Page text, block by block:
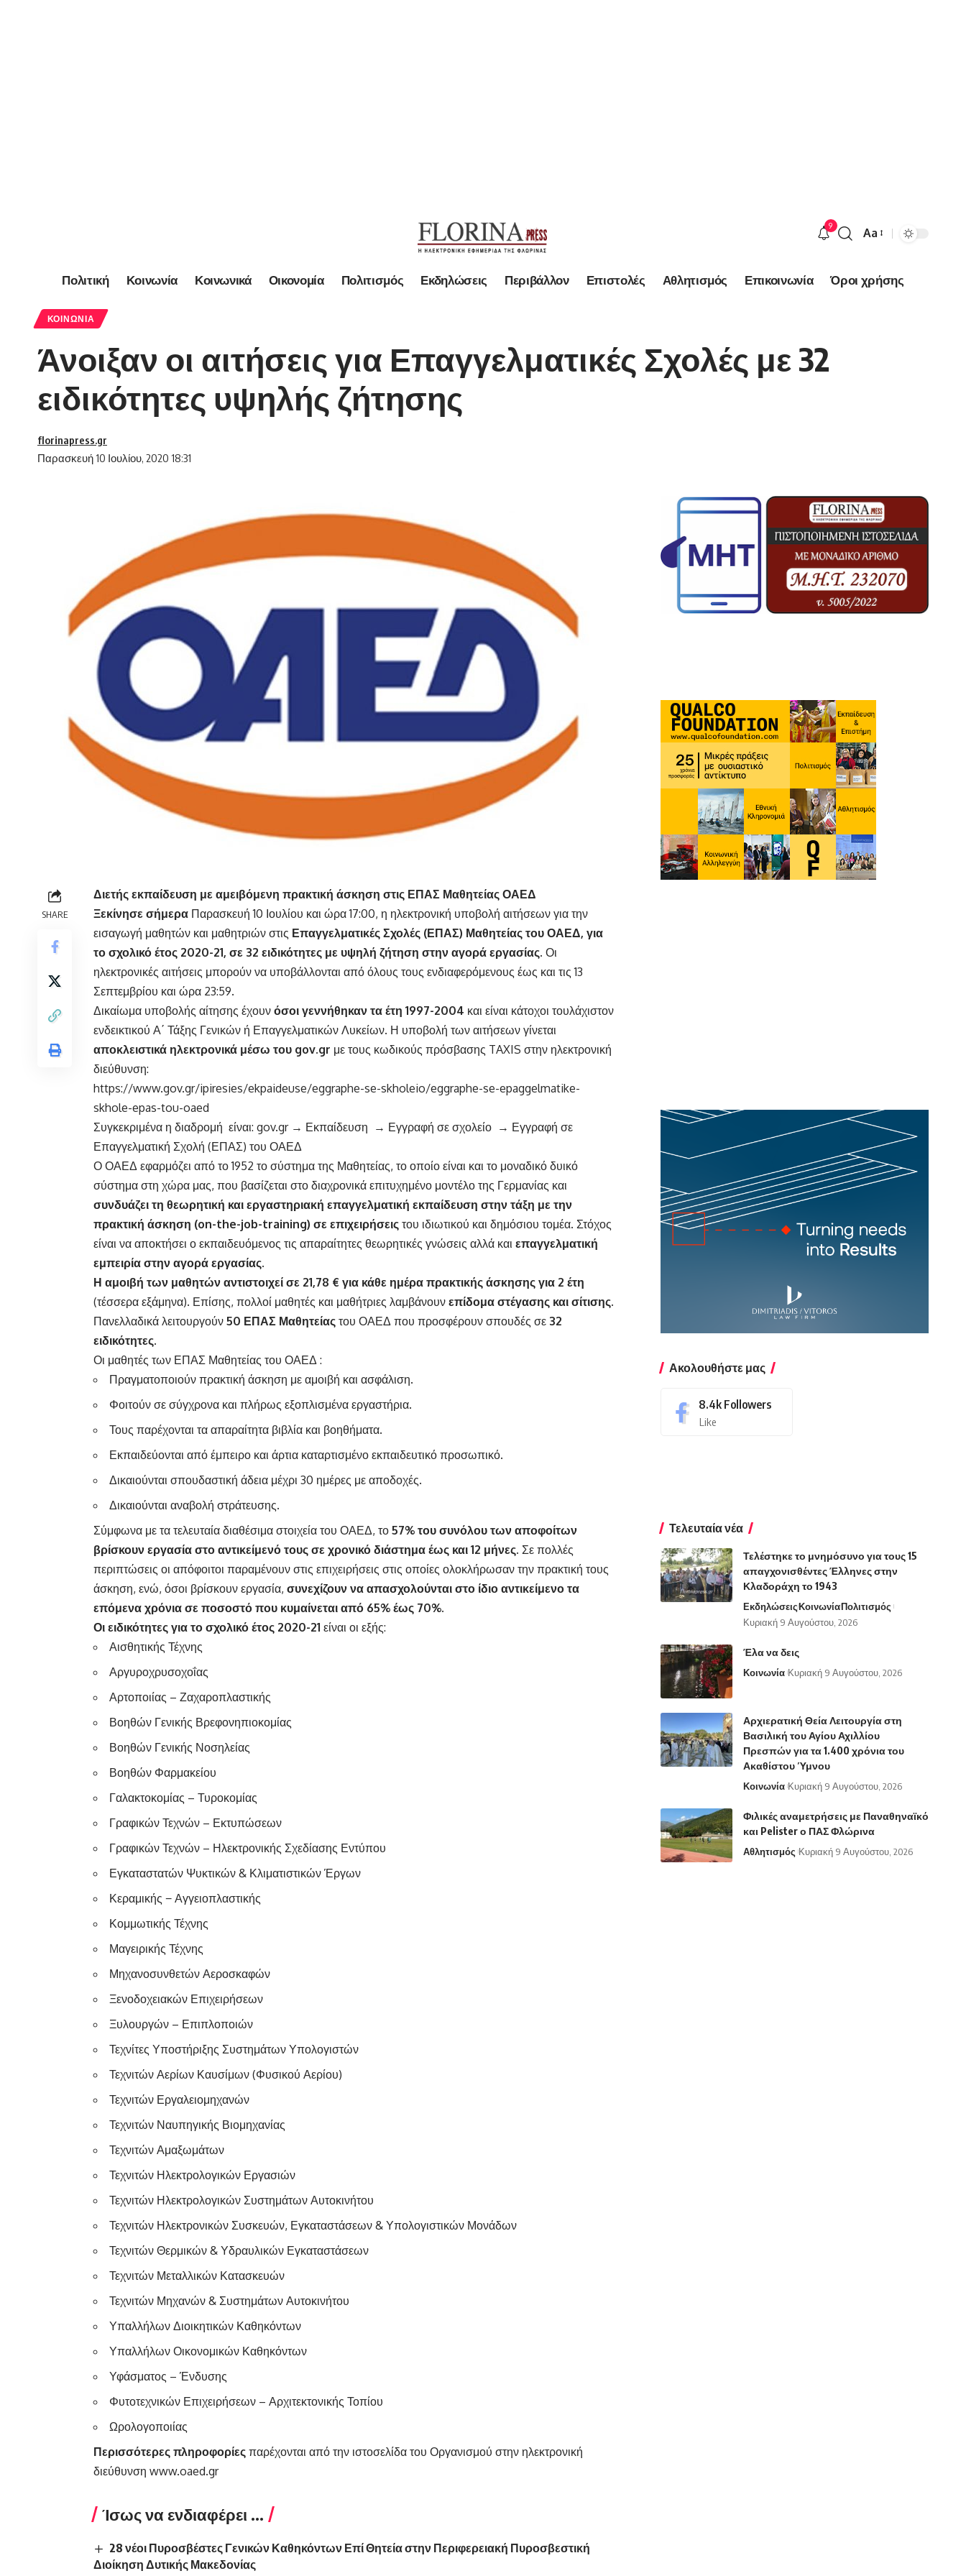
9
Font
Aa
Πολιτική Κοινωνία Κοινωνικά Οικονομία Πολιτισμός Εκδηλώσεις Περιβάλλον Επιστολές Αθλητισμός Επικοινωνία Όροι χρήσης
ΚΟΙΝΩΝΊΑ
Άνοιξαν οι αιτήσεις για Επαγγελματικές Σχολές με 32
ειδικότητες υψηλής ζήτησης
Παρασκευή 10 Ιουλίου, 2020 18:31
florinapress.gr
SHARE
Διετής εκπαίδευση με αμειβόμενη πρακτική άσκηση στις ΕΠΑΣ Μαθητείας ΟΑΕΔ
Ξεκίνησε σήμερα Παρασκευή 10 Ιουλίου και ώρα 17:00, η ηλεκτρονική υποβολή αιτήσεων για την
εισαγωγή μαθητών και μαθητριών στις Επαγγελματικές Σχολές (ΕΠΑΣ) Μαθητείας του ΟΑΕΔ, για
το σχολικό έτος 2020-21, σε 32 ειδικότητες με υψηλή ζήτηση στην αγορά εργασίας. Οι
ηλεκτρονικές αιτήσεις μπορούν να υποβάλλονται από όλους τους ενδιαφερόμενους έως και τις 13
Σεπτεμβρίου και ώρα 23:59.
Δικαίωμα υποβολής αίτησης έχουν όσοι γεννήθηκαν τα έτη 1997-2004 και είναι κάτοχοι τουλάχιστον
ενδεικτικού Α΄ Τάξης Γενικών ή Επαγγελματικών Λυκείων. Η υποβολή των αιτήσεων γίνεται
αποκλειστικά ηλεκτρονικά μέσω του gov.gr με τους κωδικούς πρόσβασης TAXIS στην ηλεκτρονική
διεύθυνση:
https://www.gov.gr/ipiresies/ekpaideuse/eggraphe-se-skholeio/eggraphe-se-epaggelmatike-
skhole-epas-tou-oaed
Συγκεκριμένα η διαδρομή είναι: gov.gr → Εκπαίδευση → Εγγραφή σε σχολείο → Εγγραφή σε
Επαγγελματική Σχολή (ΕΠΑΣ) του ΟΑΕΔ
Ο ΟΑΕΔ εφαρμόζει από το 1952 το σύστημα της Μαθητείας, το οποίο είναι και το μοναδικό δυικό
σύστημα στη χώρα μας, που βασίζεται στο διαχρονικά επιτυχημένο μοντέλο της Γερμανίας και
συνδυάζει τη θεωρητική και εργαστηριακή επαγγελματική εκπαίδευση στην τάξη με την
πρακτική άσκηση (on-the-job-training) σε επιχειρήσεις του ιδιωτικού και δημόσιου τομέα. Στόχος
είναι να αποκτήσει ο εκπαιδευόμενος τις απαραίτητες θεωρητικές γνώσεις αλλά και επαγγελματική
εμπειρία στην αγορά εργασίας.
Η αμοιβή των μαθητών αντιστοιχεί σε 21,78 € για κάθε ημέρα πρακτικής άσκησης για 2 έτη
(τέσσερα εξάμηνα). Επίσης, πολλοί μαθητές και μαθήτριες λαμβάνουν επίδομα στέγασης και σίτισης.
Πανελλαδικά λειτουργούν 50 ΕΠΑΣ Μαθητείας του ΟΑΕΔ που προσφέρουν σπουδές σε 32
ειδικότητες.
Οι μαθητές των ΕΠΑΣ Μαθητείας του ΟΑΕΔ :
Πραγματοποιούν πρακτική άσκηση με αμοιβή και ασφάλιση.
Φοιτούν σε σύγχρονα και πλήρως εξοπλισμένα εργαστήρια.
Τους παρέχονται τα απαραίτητα βιβλία και βοηθήματα.
Εκπαιδεύονται από έμπειρο και άρτια καταρτισμένο εκπαιδευτικό προσωπικό.
Δικαιούνται σπουδαστική άδεια μέχρι 30 ημέρες με αποδοχές.
Δικαιούνται αναβολή στράτευσης.
Σύμφωνα με τα τελευταία διαθέσιμα στοιχεία του ΟΑΕΔ, το 57% του συνόλου των αποφοίτων
βρίσκουν εργασία στο αντικείμενό τους σε χρονικό διάστημα έως και 12 μήνες. Σε πολλές
περιπτώσεις οι απόφοιτοι παραμένουν στις επιχειρήσεις στις οποίες ολοκλήρωσαν την πρακτική τους
άσκηση, ενώ, όσοι βρίσκουν εργασία, συνεχίζουν να απασχολούνται στο ίδιο αντικείμενο τα
επόμενα χρόνια σε ποσοστό που κυμαίνεται από 65% έως 70%.
Οι ειδικότητες για το σχολικό έτος 2020-21 είναι οι εξής:
Αισθητικής Τέχνης
Αργυροχρυσοχοΐας
Αρτοποιίας – Ζαχαροπλαστικής
Βοηθών Γενικής Βρεφονηπιοκομίας
Βοηθών Γενικής Νοσηλείας
Βοηθών Φαρμακείου
Γαλακτοκομίας – Τυροκομίας
Γραφικών Τεχνών – Εκτυπώσεων
Γραφικών Τεχνών – Ηλεκτρονικής Σχεδίασης Εντύπου
Εγκαταστατών Ψυκτικών & Κλιματιστικών Έργων
Κεραμικής − Αγγειοπλαστικής
Κομμωτικής Τέχνης
Μαγειρικής Τέχνης
Μηχανοσυνθετών Αεροσκαφών
Ξενοδοχειακών Επιχειρήσεων
Ξυλουργών – Επιπλοποιών
Τεχνίτες Υποστήριξης Συστημάτων Υπολογιστών
Τεχνιτών Αερίων Καυσίμων (Φυσικού Αερίου)
Τεχνιτών Εργαλειομηχανών
Τεχνιτών Ναυπηγικής Βιομηχανίας
Τεχνιτών Αμαξωμάτων
Τεχνιτών Ηλεκτρολογικών Εργασιών
Τεχνιτών Ηλεκτρολογικών Συστημάτων Αυτοκινήτου
Τεχνιτών Ηλεκτρονικών Συσκευών, Εγκαταστάσεων & Υπολογιστικών Μονάδων
Τεχνιτών Θερμικών & Υδραυλικών Εγκαταστάσεων
Τεχνιτών Μεταλλικών Κατασκευών
Τεχνιτών Μηχανών & Συστημάτων Αυτοκινήτου
Υπαλλήλων Διοικητικών Καθηκόντων
Υπαλλήλων Οικονομικών Καθηκόντων
Υφάσματος – Ένδυσης
Φυτοτεχνικών Επιχειρήσεων – Αρχιτεκτονικής Τοπίου
Ωρολογοποιίας
Περισσότερες πληροφορίες παρέχονται από την ιστοσελίδα του Οργανισμού στην ηλεκτρονική
διεύθυνση www.oaed.gr
Ίσως να ενδιαφέρει ...
28 νέοι Πυροσβέστες Γενικών Καθηκόντων Επί Θητεία στην Περιφερειακή Πυροσβεστική
Διοίκηση Δυτικής Μακεδονίας
Ακολουθήστε μας
8.4k Followers
Like
Τελευταία νέα
Τελέστηκε το μνημόσυνο για τους 15
απαγχονισθέντες Έλληνες στην
Κλαδοράχη το 1943
ΕκδηλώσειςΚοινωνίαΠολιτισμός
Κυριακή 9 Αυγούστου, 2026
Έλα να δεις
Κοινωνία Κυριακή 9 Αυγούστου, 2026
Αρχιερατική Θεία Λειτουργία στη
Βασιλική του Αγίου Αχιλλίου
Πρεσπών για τα 1.400 χρόνια του
Ακαθίστου Ύμνου
Κοινωνία Κυριακή 9 Αυγούστου, 2026
Φιλικές αναμετρήσεις με Παναθηναϊκό
και Pelister ο ΠΑΣ Φλώρινα
Αθλητισμός Κυριακή 9 Αυγούστου, 2026